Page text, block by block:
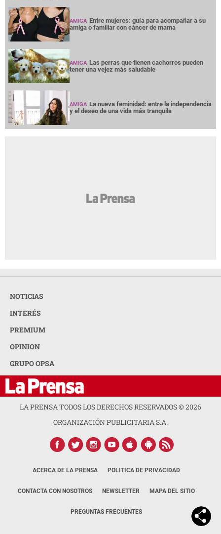
AMIGA Entre mujeres: guía para acompañar a su
amiga o familiar con cáncer de mama
AMIGA Las perras que tienen cachorros pueden
tener una vejez más saludable
AMIGA La nueva feminidad: entre la independencia
y el deseo de una vida más tranquila
NOTICIAS
INTERÉS
PREMIUM
OPINION
GRUPO OPSA
LA PRENSA TODOS LOS DERECHOS RESERVADOS ©2026
ORGANIZACIÓN PUBLICITARIA S.A.
ACERCA DE LA PRENSA POLÍTICA DE PRIVACIDAD
CONTACTA CON NOSOTROS NEWSLETTER MAPA DEL SITIO
PREGUNTAS FRECUENTES